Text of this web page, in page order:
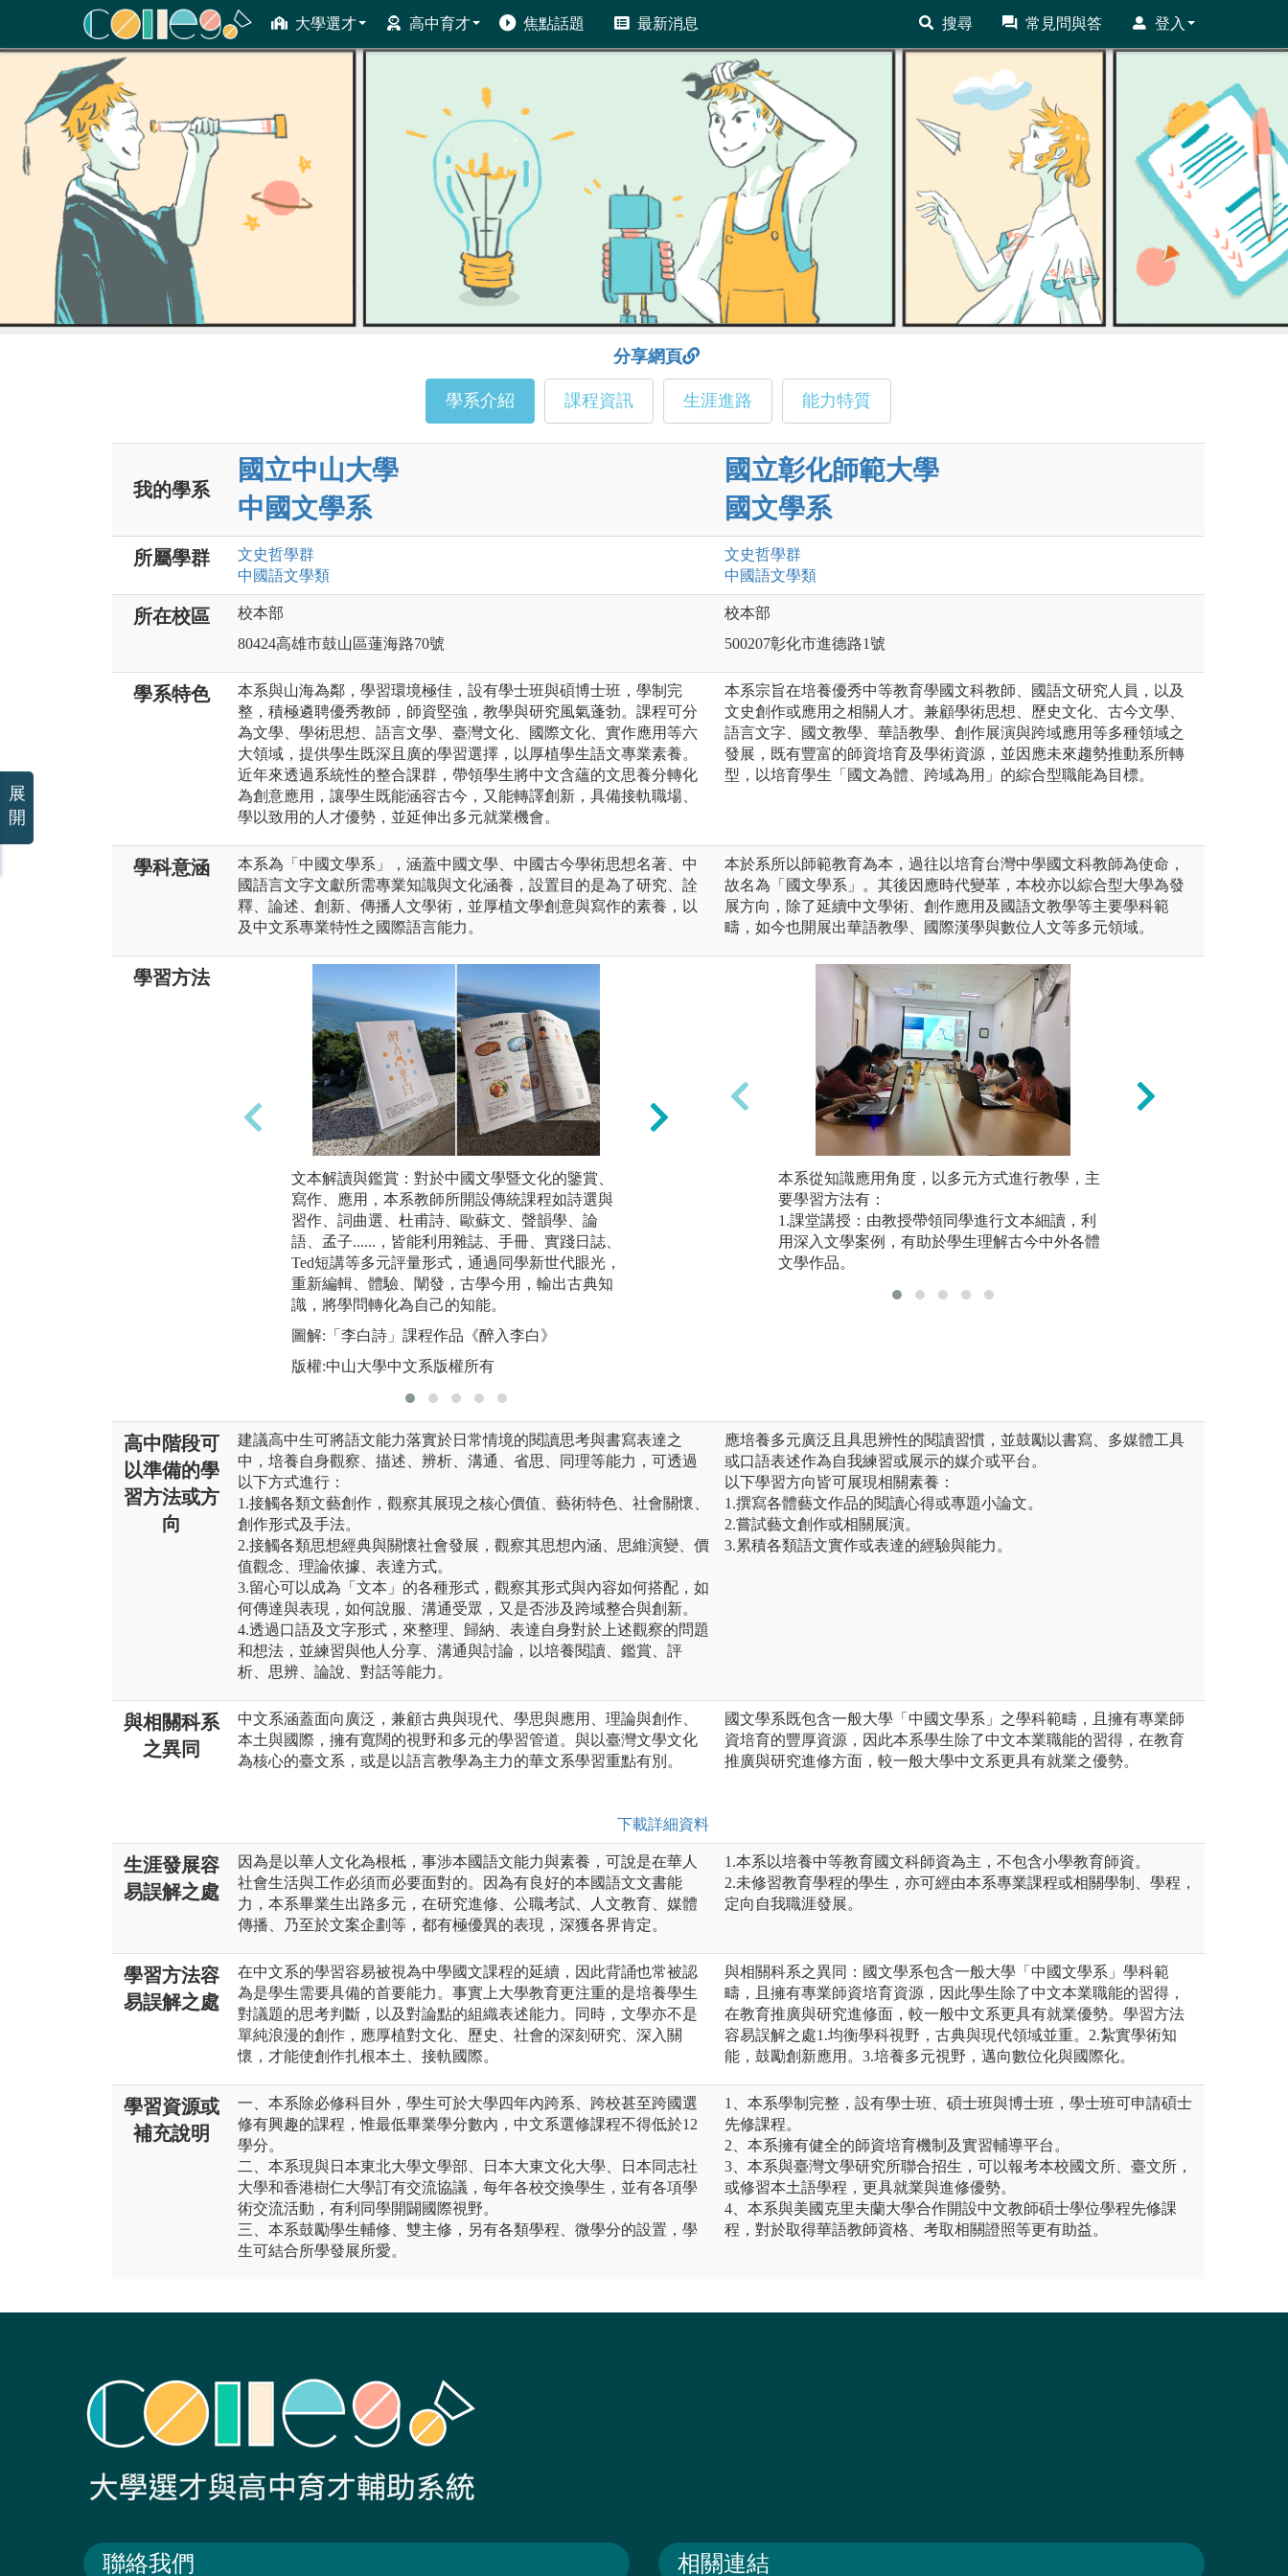
大學選才 高中育才 焦點話題 最新消息 搜尋 常見問與答 登入
ColleGo! 大學選才與高中育才輔助系統
分享網頁
學系介紹 課程資訊 生涯進路 能力特質
我的學系
國立中山大學
中國文學系
國立彰化師範大學
國文學系
所屬學群 文史哲學群
中國語文學類
文史哲學群
中國語文學類
所在校區
校本部
80424高雄市鼓山區蓮海路70號
校本部
500207彰化市進德路1號
學系特色
本系與山海為鄰，學習環境極佳，設有學士班與碩博士班，學制完
整，積極遴聘優秀教師，師資堅強，教學與研究風氣蓬勃。課程可分
為文學、學術思想、語言文學、臺灣文化、國際文化、實作應用等六
大領域，提供學生既深且廣的學習選擇，以厚植學生語文專業素養。
近年來透過系統性的整合課群，帶領學生將中文含蘊的文思養分轉化
為創意應用，讓學生既能涵容古今，又能轉譯創新，具備接軌職場、
學以致用的人才優勢，並延伸出多元就業機會。
本系宗旨在培養優秀中等教育學國文科教師、國語文研究人員，以及
文史創作或應用之相關人才。兼顧學術思想、歷史文化、古今文學、
語言文字、國文教學、華語教學、創作展演與跨域應用等多種領域之
發展，既有豐富的師資培育及學術資源，並因應未來趨勢推動系所轉
型，以培育學生「國文為體、跨域為用」的綜合型職能為目標。
學科意涵
本系為「中國文學系」，涵蓋中國文學、中國古今學術思想名著、中
國語言文字文獻所需專業知識與文化涵養，設置目的是為了研究、詮
釋、論述、創新、傳播人文學術，並厚植文學創意與寫作的素養，以
及中文系專業特性之國際語言能力。
本於系所以師範教育為本，過往以培育台灣中學國文科教師為使命，
故名為「國文學系」。其後因應時代變革，本校亦以綜合型大學為發
展方向，除了延續中文學術、創作應用及國語文教學等主要學科範
疇，如今也開展出華語教學、國際漢學與數位人文等多元領域。
學習方法
文本解讀與鑑賞：對於中國文學暨文化的鑒賞、
寫作、應用，本系教師所開設傳統課程如詩選與
習作、詞曲選、杜甫詩、歐蘇文、聲韻學、論
語、孟子......，皆能利用雜誌、手冊、實踐日誌、
Ted短講等多元評量形式，通過同學新世代眼光，
重新編輯、體驗、闡發，古學今用，輸出古典知
識，將學問轉化為自己的知能。
圖解:「李白詩」課程作品《醉入李白》
版權:中山大學中文系版權所有
語文分析與運用：對於中國語言文字文獻的解
讀、分析、演述及創作。藉由「西灣文學獎」和
「駐校作家」邀請著名專家蒞校講評、分享創作
技巧與心路歷程，能進一步鼓勵有志於文藝創作
的學生持續精進，使中山大學中文系逐步成為南
本系從知識應用角度，以多元方式進行教學，主
要學習方法有：
1.課堂講授：由教授帶領同學進行文本細讀，利
用深入文學案例，有助於學生理解古今中外各體
文學作品。
高中階段可
以準備的學
習方法或方
向
建議高中生可將語文能力落實於日常情境的閱讀思考與書寫表達之
中，培養自身觀察、描述、辨析、溝通、省思、同理等能力，可透過
以下方式進行：
1.接觸各類文藝創作，觀察其展現之核心價值、藝術特色、社會關懷、
創作形式及手法。
2.接觸各類思想經典與關懷社會發展，觀察其思想內涵、思維演變、價
值觀念、理論依據、表達方式。
3.留心可以成為「文本」的各種形式，觀察其形式與內容如何搭配，如
何傳達與表現，如何說服、溝通受眾，又是否涉及跨域整合與創新。
4.透過口語及文字形式，來整理、歸納、表達自身對於上述觀察的問題
和想法，並練習與他人分享、溝通與討論，以培養閱讀、鑑賞、評
析、思辨、論說、對話等能力。
應培養多元廣泛且具思辨性的閱讀習慣，並鼓勵以書寫、多媒體工具
或口語表述作為自我練習或展示的媒介或平台。
以下學習方向皆可展現相關素養：
1.撰寫各體藝文作品的閱讀心得或專題小論文。
2.嘗試藝文創作或相關展演。
3.累積各類語文實作或表達的經驗與能力。
與相關科系
之異同
中文系涵蓋面向廣泛，兼顧古典與現代、學思與應用、理論與創作、
本土與國際，擁有寬闊的視野和多元的學習管道。與以臺灣文學文化
為核心的臺文系，或是以語言教學為主力的華文系學習重點有別。
下載詳細資料
國文學系既包含一般大學「中國文學系」之學科範疇，且擁有專業師
資培育的豐厚資源，因此本系學生除了中文本業職能的習得，在教育
推廣與研究進修方面，較一般大學中文系更具有就業之優勢。
生涯發展容
易誤解之處
因為是以華人文化為根柢，事涉本國語文能力與素養，可說是在華人
社會生活與工作必須而必要面對的。因為有良好的本國語文文書能
力，本系畢業生出路多元，在研究進修、公職考試、人文教育、媒體
傳播、乃至於文案企劃等，都有極優異的表現，深獲各界肯定。
1.本系以培養中等教育國文科師資為主，不包含小學教育師資。
2.未修習教育學程的學生，亦可經由本系專業課程或相關學制、學程，
定向自我職涯發展。
學習方法容
易誤解之處
在中文系的學習容易被視為中學國文課程的延續，因此背誦也常被認
為是學生需要具備的首要能力。事實上大學教育更注重的是培養學生
對議題的思考判斷，以及對論點的組織表述能力。同時，文學亦不是
單純浪漫的創作，應厚植對文化、歷史、社會的深刻研究、深入關
懷，才能使創作扎根本土、接軌國際。
與相關科系之異同：國文學系包含一般大學「中國文學系」學科範
疇，且擁有專業師資培育資源，因此學生除了中文本業職能的習得，
在教育推廣與研究進修面，較一般中文系更具有就業優勢。學習方法
容易誤解之處1.均衡學科視野，古典與現代領域並重。2.紮實學術知
能，鼓勵創新應用。3.培養多元視野，邁向數位化與國際化。
學習資源或
補充說明
一、本系除必修科目外，學生可於大學四年內跨系、跨校甚至跨國選
修有興趣的課程，惟最低畢業學分數內，中文系選修課程不得低於12
學分。
二、本系現與日本東北大學文學部、日本大東文化大學、日本同志社
大學和香港樹仁大學訂有交流協議，每年各校交換學生，並有各項學
術交流活動，有利同學開闢國際視野。
三、本系鼓勵學生輔修、雙主修，另有各類學程、微學分的設置，學
生可結合所學發展所愛。
1、本系學制完整，設有學士班、碩士班與博士班，學士班可申請碩士
先修課程。
2、本系擁有健全的師資培育機制及實習輔導平台。
3、本系與臺灣文學研究所聯合招生，可以報考本校國文所、臺文所，
或修習本土語學程，更具就業與進修優勢。
4、本系與美國克里夫蘭大學合作開設中文教師碩士學位學程先修課
程，對於取得華語教師資格、考取相關證照等更有助益。
聯絡我們 相關連結
展
開